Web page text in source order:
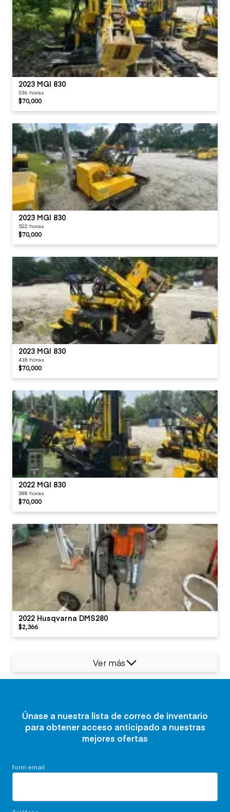
2023 MGI 830
336 horas
$70,000
2023 MGI 830
522 horas
$70,000
2023 MGI 830
418 horas
$70,000
2022 MGI 830
388 horas
$70,000
2022 Husqvarna DMS280
$2,366
Ver más
Únase a nuestra lista de correo de inventario
para obtener acceso anticipado a nuestras
mejores ofertas
form.email